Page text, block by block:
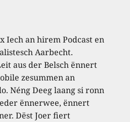
Iech an hirem Podcast en
Aarbecht.
aus der Belsch ënnert
zesummen an
Néng Deeg laang si ronn
ënnerwee, ënnert
Dëst Joer fiert